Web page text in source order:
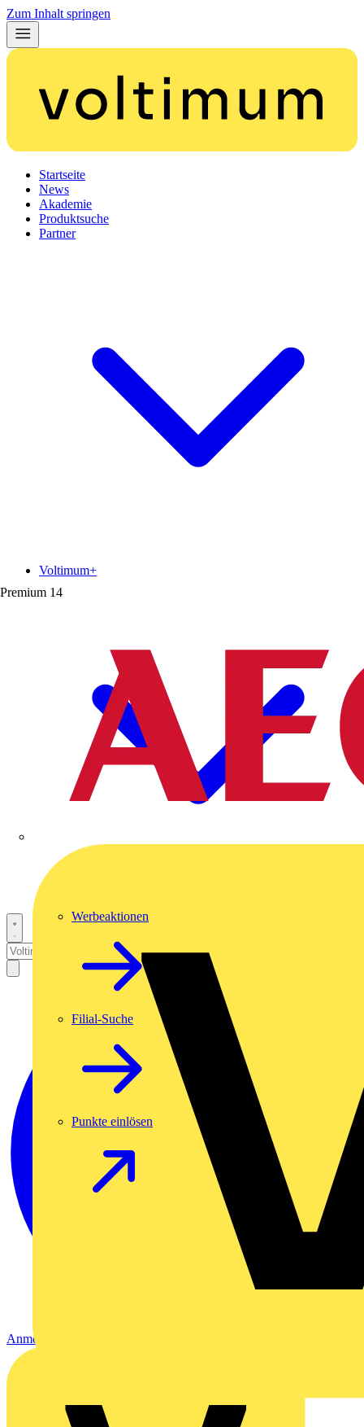
Zum Inhalt springen
Startseite
News
Akademie
Produktsuche
Partner
Premium 14
Voltimum+
Werbeaktionen
Filial-Suche
Punkte einlösen
Anmelden